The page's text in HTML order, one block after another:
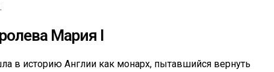
Мария I
в историю Англии как монарх, пытавшийся вернуть